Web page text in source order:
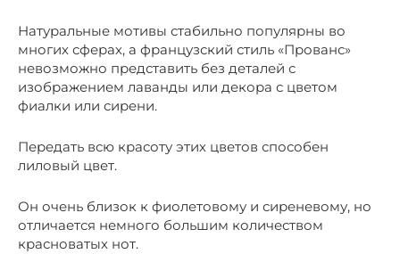
Натуральные мотивы стабильно популярны во
многих сферах, а французский стиль «Прованс»
невозможно представить без деталей с
изображением лаванды или декора с цветом
фиалки или сирени.
Передать всю красоту этих цветов способен
лиловый цвет.
Он очень близок к фиолетовому и сиреневому, но
отличается немного большим количеством
красноватых нот.